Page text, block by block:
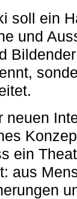
soll ein
und
neuen
ein
aus